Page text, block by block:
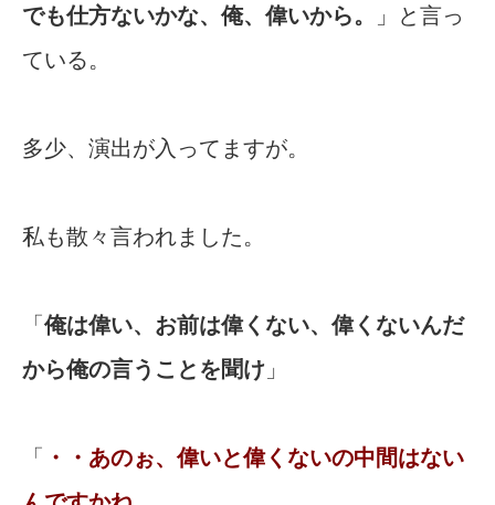
でも仕方ないかな、俺、偉いから。
」と言っ
ている。
多少、演出が入ってますが。
私も散々言われました。
「 俺は偉い、お前は偉くない、偉くないんだ
から俺の言うことを聞け 」
「
・・あのぉ、偉いと偉くないの中間はない